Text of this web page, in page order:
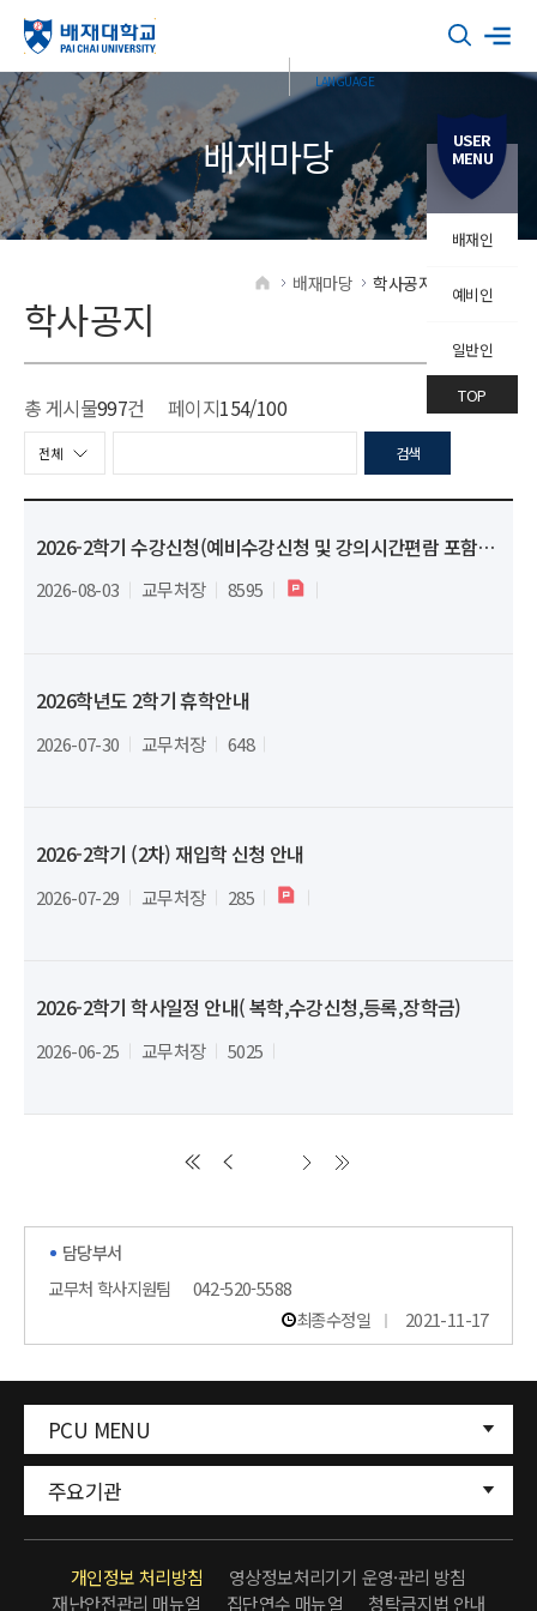
배재마당
학사공지 HOME
배재마당 학사공지 학사공지
총 게시물997건 페이지154/100
검색
2026-2학기 수강신청(예비수강신청 및 강의시간편람 포함) 일정 안내
2026-08-03 교무처장 8595
2026학년도 2학기 휴학안내
2026-07-30 교무처장 648
2026-2학기 (2차) 재입학 신청 안내
2026-07-29 교무처장 285
2026-2학기 학사일정 안내( 복학,수강신청,등록,장학금)
2026-06-25 교무처장 5025
담당부서
교무처 학사지원팀
042-520-5588
최종수정일
2021-11-17
USER
MENU
배재인
예비인
일반인
TOP
PCU MENU
주요기관
개인정보 처리방침
영상정보처리기기 운영·관리 방침
재난안전관리 매뉴얼
집단연수 매뉴얼 청탁금지법 안내